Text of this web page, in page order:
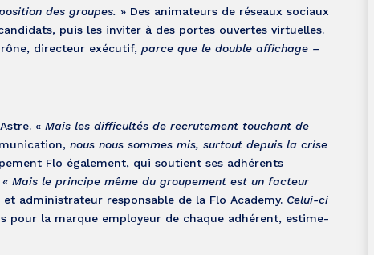
des groupes. » Des animateurs de réseaux sociaux
puis les inviter à des portes ouvertes virtuelles.
directeur exécutif, parce que le double affichage –
« Mais les difficultés de recrutement touchant de
nous nous sommes mis, surtout depuis la crise
Flo également, qui soutient ses adhérents
Mais le principe même du groupement est un facteur
administrateur responsable de la Flo Academy. Celui-ci
pour la marque employeur de chaque adhérent, estime-